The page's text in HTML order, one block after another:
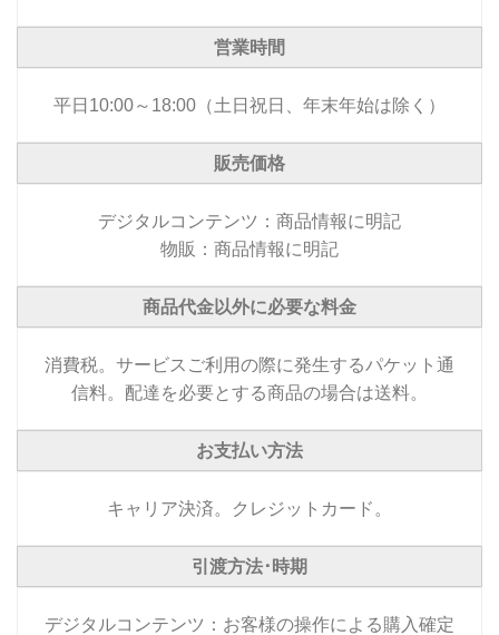
営業時間
平日10:00～18:00（土日祝日、年末年始は除く）
販売価格
デジタルコンテンツ：商品情報に明記
物販：商品情報に明記
商品代金以外に必要な料金
消費税。サービスご利用の際に発生するパケット通
信料。配達を必要とする商品の場合は送料。
お支払い方法
キャリア決済。クレジットカード。
引渡方法･時期
デジタルコンテンツ：お客様の操作による購入確定